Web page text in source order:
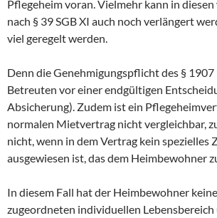
Pflegeheim voran. Vielmehr kann in
nach § 39 SGB XI auch noch verlängert
viel geregelt werden.
Denn die Genehmigungspflicht des §
Betreuten vor einer endgültigen
Absicherung). Zudem ist ein
normalen Mietvertrag nicht vergleichbar,
nicht, wenn in dem Vertrag kein spezielles
ausgewiesen ist, das dem Heimbewohner
In diesem Fall hat der Heimbewohner
zugeordneten individuellen Lebensbereich